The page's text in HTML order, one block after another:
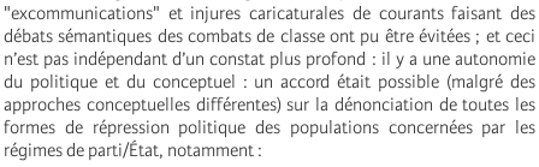
"excommunications" et injures caricaturales de courants faisant des
débats sémantiques des combats de classe ont pu être évitées ; et ceci
n’est pas indépendant d’un constat plus profond : il y a une autonomie
du politique et du conceptuel : un accord était possible (malgré des
approches conceptuelles différentes) sur la dénonciation de toutes les
formes de répression politique des populations concernées par les
régimes de parti/État, notamment :